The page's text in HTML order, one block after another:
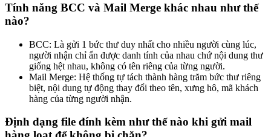
Tính năng BCC và Mail Merge khác nhau như thế
nào?
BCC: Là gửi 1 bức thư duy nhất cho nhiều người cùng lúc,
người nhận chỉ ẩn được danh tính của nhau chứ nội dung thư
giống hệt nhau, không có tên riêng của từng người.
Mail Merge: Hệ thống tự tách thành hàng trăm bức thư riêng
biệt, nội dung tự động thay đổi theo tên, xưng hô, mã khách
hàng của từng người nhận.
Định dạng file đính kèm như thế nào khi gửi mail